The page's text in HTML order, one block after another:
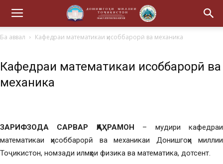
Ба аввал Кафедраи математикаи ҳисоббарорӣ ва механика
Кафедраи математикаи ҳисоббарорӣ ва
механика
ЗАРИФЗОДА САРВАР ҚАҲРАМОН – мудири кафедраи
математикаи ҳисоббарорӣ ва механикаи Донишгоҳи миллии
Тоҷикистон, номзади илмҳои физика ва математика, дотсент.